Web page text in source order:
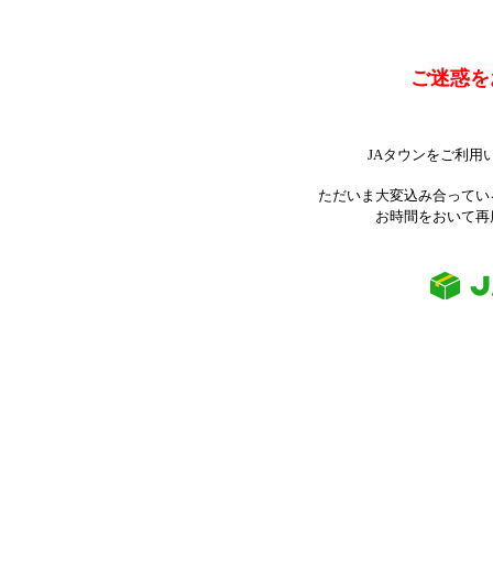
ご迷惑
JAタウンをご利用
ただいま大変込み合って
お時間をおいて